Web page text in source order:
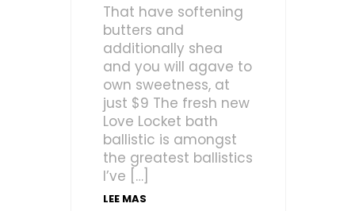
That have softening
butters and
additionally shea
and you will agave to
own sweetness, at
just $9 The fresh new
Love Locket bath
ballistic is amongst
the greatest ballistics
I’ve […]
LEE MAS